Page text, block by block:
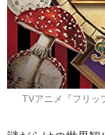
TVアニメ『フリッ